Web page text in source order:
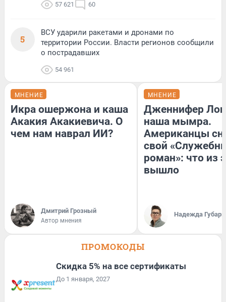
57 621 60
5
ВСУ ударили ракетами и дронами по
территории России. Власти регионов сообщили
о пострадавших
54 961
МНЕНИЕ
Икра ошержона и каша
Акакия Акакиевича. О
чем нам наврал ИИ?
Дмитрий Грозный
Автор мнения
МНЕНИЕ
Дженнифер
наша мымра.
Американцы
свой
роман»: что из
вышло
Надежда Губарь
ПРОМОКОДЫ
Скидка 5% на все сертификаты
До 1 января, 2027